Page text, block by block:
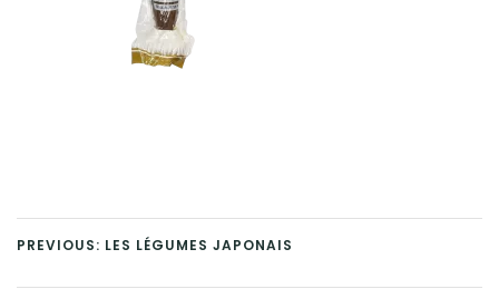
PREVIOUS: LES LÉGUMES JAPONAIS